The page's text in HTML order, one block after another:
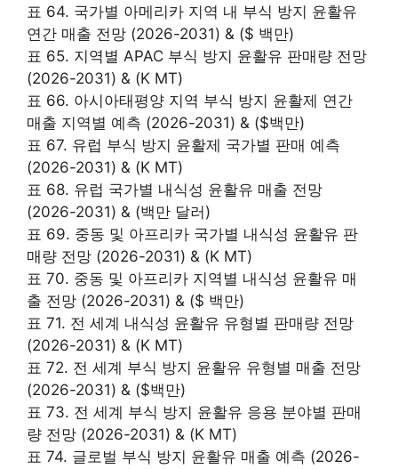
표 64. 국가별 아메리카 지역 내 부식 방지 윤활유
연간 매출 전망 (2026-2031) & ($ 백만)
표 65. 지역별 APAC 부식 방지 윤활유 판매량 전망
(2026-2031) & (K MT)
표 66. 아시아태평양 지역 부식 방지 윤활제 연간
매출 지역별 예측 (2026-2031) & ($백만)
표 67. 유럽 부식 방지 윤활제 국가별 판매 예측
(2026-2031) & (K MT)
표 68. 유럽 국가별 내식성 윤활유 매출 전망
(2026-2031) & (백만 달러)
표 69. 중동 및 아프리카 국가별 내식성 윤활유 판
매량 전망 (2026-2031) & (K MT)
표 70. 중동 및 아프리카 지역별 내식성 윤활유 매
출 전망 (2026-2031) & ($ 백만)
표 71. 전 세계 내식성 윤활유 유형별 판매량 전망
(2026-2031) & (K MT)
표 72. 전 세계 부식 방지 윤활유 유형별 매출 전망
(2026-2031) & ($백만)
표 73. 전 세계 부식 방지 윤활유 응용 분야별 판매
량 전망 (2026-2031) & (K MT)
표 74. 글로벌 부식 방지 윤활유 매출 예측 (2026-